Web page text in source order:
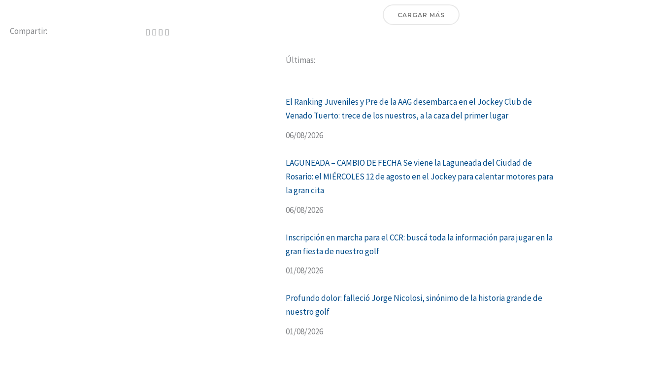
Compartir:
CARGAR MÁS
Últimas:
El Ranking Juveniles y Pre de la AAG desembarca en el Jockey Club de
Venado Tuerto: trece de los nuestros, a la caza del primer lugar
06/08/2026
LAGUNEADA – CAMBIO DE FECHA Se viene la Laguneada del Ciudad de
Rosario: el MIÉRCOLES 12 de agosto en el Jockey para calentar motores para
la gran cita
06/08/2026
Inscripción en marcha para el CCR: buscá toda la información para jugar en la
gran fiesta de nuestro golf
01/08/2026
Profundo dolor: falleció Jorge Nicolosi, sinónimo de la historia grande de
nuestro golf
01/08/2026